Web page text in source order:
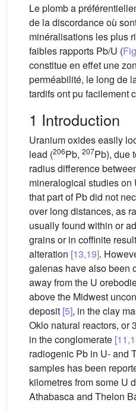
Le plomb a
de la discordance où
minéralisations les plus
faibles rapports Pb/U (
constitue en effet une
perméabilité, le long de
tardifs ont pu facilement
1 Introduction
Uranium oxides easily
lead (206Pb, 207Pb), due
radius difference
mineralogical studies on
that part of Pb did not
over long distances, as
usually found within or
grains or in coffinite
alteration [13,19].
galenas have also been
away from the U
above the Midwest
deposit [5], in the clay
Oklo natural reactors, or
in the conglomerate
radiogenic Pb in U- and
samples has been
kilometres from some U
Athabasca and Thelon